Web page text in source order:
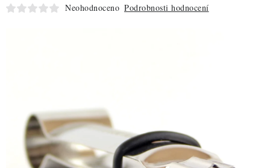
SUROVINY
POCHUTINY
Neohodnoceno Podrobnosti hodnocení